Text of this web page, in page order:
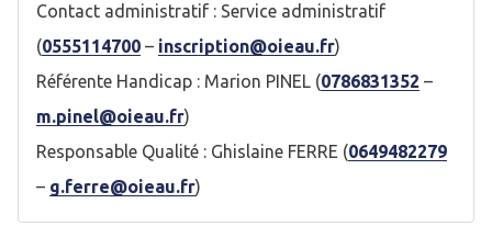
Contact administratif : Service administratif
(0555114700 – inscription@oieau.fr)
Référente Handicap : Marion PINEL (0786831352 –
m.pinel@oieau.fr)
Responsable Qualité : Ghislaine FERRE (0649482279
– g.ferre@oieau.fr)